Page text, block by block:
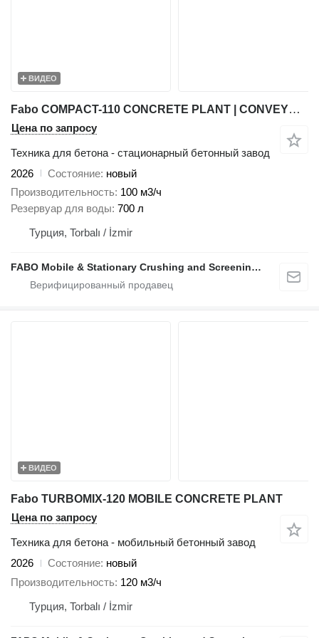
ВИДЕО
Fabo COMPACT-110 CONCRETE PLANT | CONVEYOR TYPE
Цена по запросу
Техника для бетона - стационарный бетонный завод
2026
Состояние новый
Производительность 100 м3/ч
Резервуар для воды 700 л
Турция, Torbalı / İzmir
FABO Mobile & Stationary Crushing and Screening Plants | Concrete Batching Plants Manufacturer
ВИДЕО
Fabo TURBOMIX-120 MOBILE CONCRETE PLANT
Цена по запросу
Техника для бетона - мобильный бетонный завод
2026
Состояние новый
Производительность 120 м3/ч
Турция, Torbalı / İzmir